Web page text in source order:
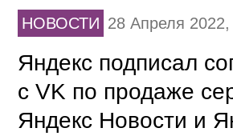
НОВОСТИ 28 Апреля 2022,
Яндекс подписал
с VK по продаже
Яндекс Новости и